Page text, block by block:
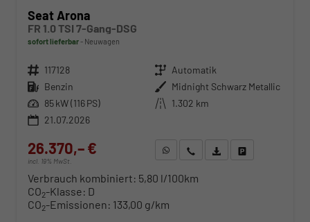
Seat Arona
FR 1.0 TSI 7-Gang-DSG
sofort lieferbar Neuwagen
Fahrzeugnr. 117128 Getriebe Automatik
Kraftstoff Benzin Außenfarbe Midnight Schwarz Metallic
Leistung 85 kW (116 PS) Kilometerstand 1.302 km
21.07.2026
26.370,– €
incl. 19% MwSt.
WhatsApp anfragen
Wir rufen Sie anFahrzeugexposé (PDF)
Verbrauch kombiniert: 5,80 l/100km
CO2-Klasse: D
CO2-Emissionen: 133,00 g/km